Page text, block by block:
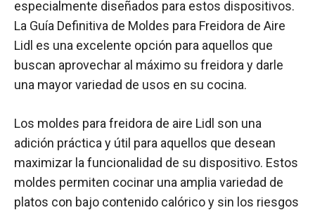
especialmente diseñados para estos dispositivos.
La Guía Definitiva de Moldes para Freidora de Aire
Lidl es una excelente opción para aquellos que
buscan aprovechar al máximo su freidora y darle
una mayor variedad de usos en su cocina.
Los moldes para freidora de aire Lidl son una
adición práctica y útil para aquellos que desean
maximizar la funcionalidad de su dispositivo. Estos
moldes permiten cocinar una amplia variedad de
platos con bajo contenido calórico y sin los riesgos